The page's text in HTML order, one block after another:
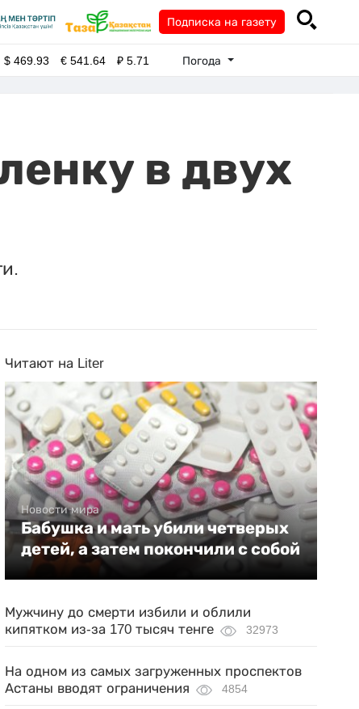
Подписка на газету
$469.93 €541.64 ₽5.71 Погода
в двух
Читают на Liter
Новости мира
Бабушка и мать убили четверых
детей, а затем покончили с собой
Мужчину до смерти избили и облили
кипятком из-за 170 тысяч тенге
32973
На одном из самых загруженных проспектов
Астаны вводят ограничения
4854